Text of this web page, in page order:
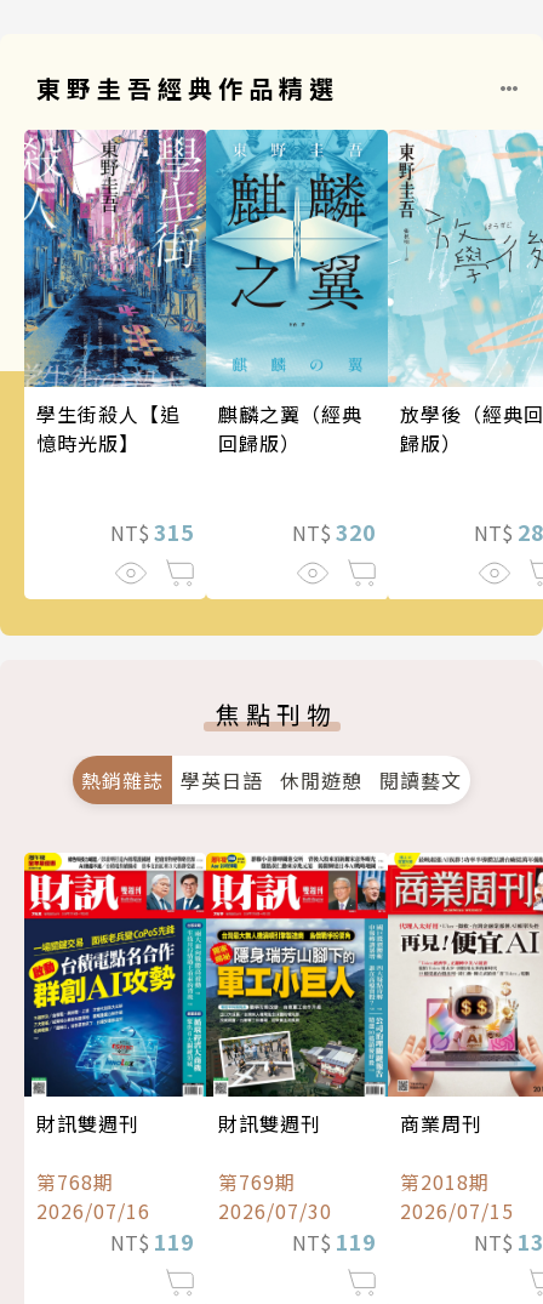
東野圭吾經典作品精選
學生街殺人【追
憶時光版】
NT$ 315
麒麟之翼（經典
回歸版）
NT$ 320
放學後（經典回
歸版）
NT$
焦點刊物
熱銷雜誌 學英日語 休閒遊憩 閱讀藝文
財訊雙週刊
第768期
2026/07/16
NT$ 119
財訊雙週刊
第769期
2026/07/30
NT$ 119
商業周刊
第2018期
2026/07/15
NT$